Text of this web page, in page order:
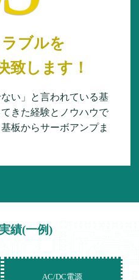
ブルを
致します！
い」と言われている基
きた経験とノウハウで
板からサーボアンプま
績(一例)
AC/DC電源